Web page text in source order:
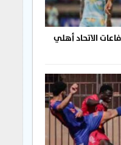
الاتحاد أهلي